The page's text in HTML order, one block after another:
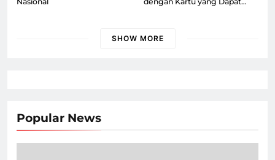
SHOW MORE
Popular News